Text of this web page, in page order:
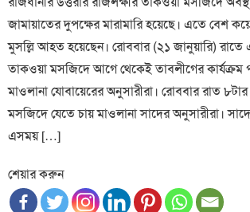
জামায়াতের দুপক্ষের মারামারি হয়েছে। এতে বেশ
মুসল্লি আহত হয়েছেন। রোববার (২১ জানুয়ারি) রাতে
তাকওয়া মসজিদে আগে থেকেই তাবলীগের কার্যক্রম
মাওলানা যোবায়েরের অনুসারীরা। রোববার রাত
মসজিদে যেতে চায় মাওলানা সাদের অনুসারীরা।
এসময় […]
শেয়ার করুন